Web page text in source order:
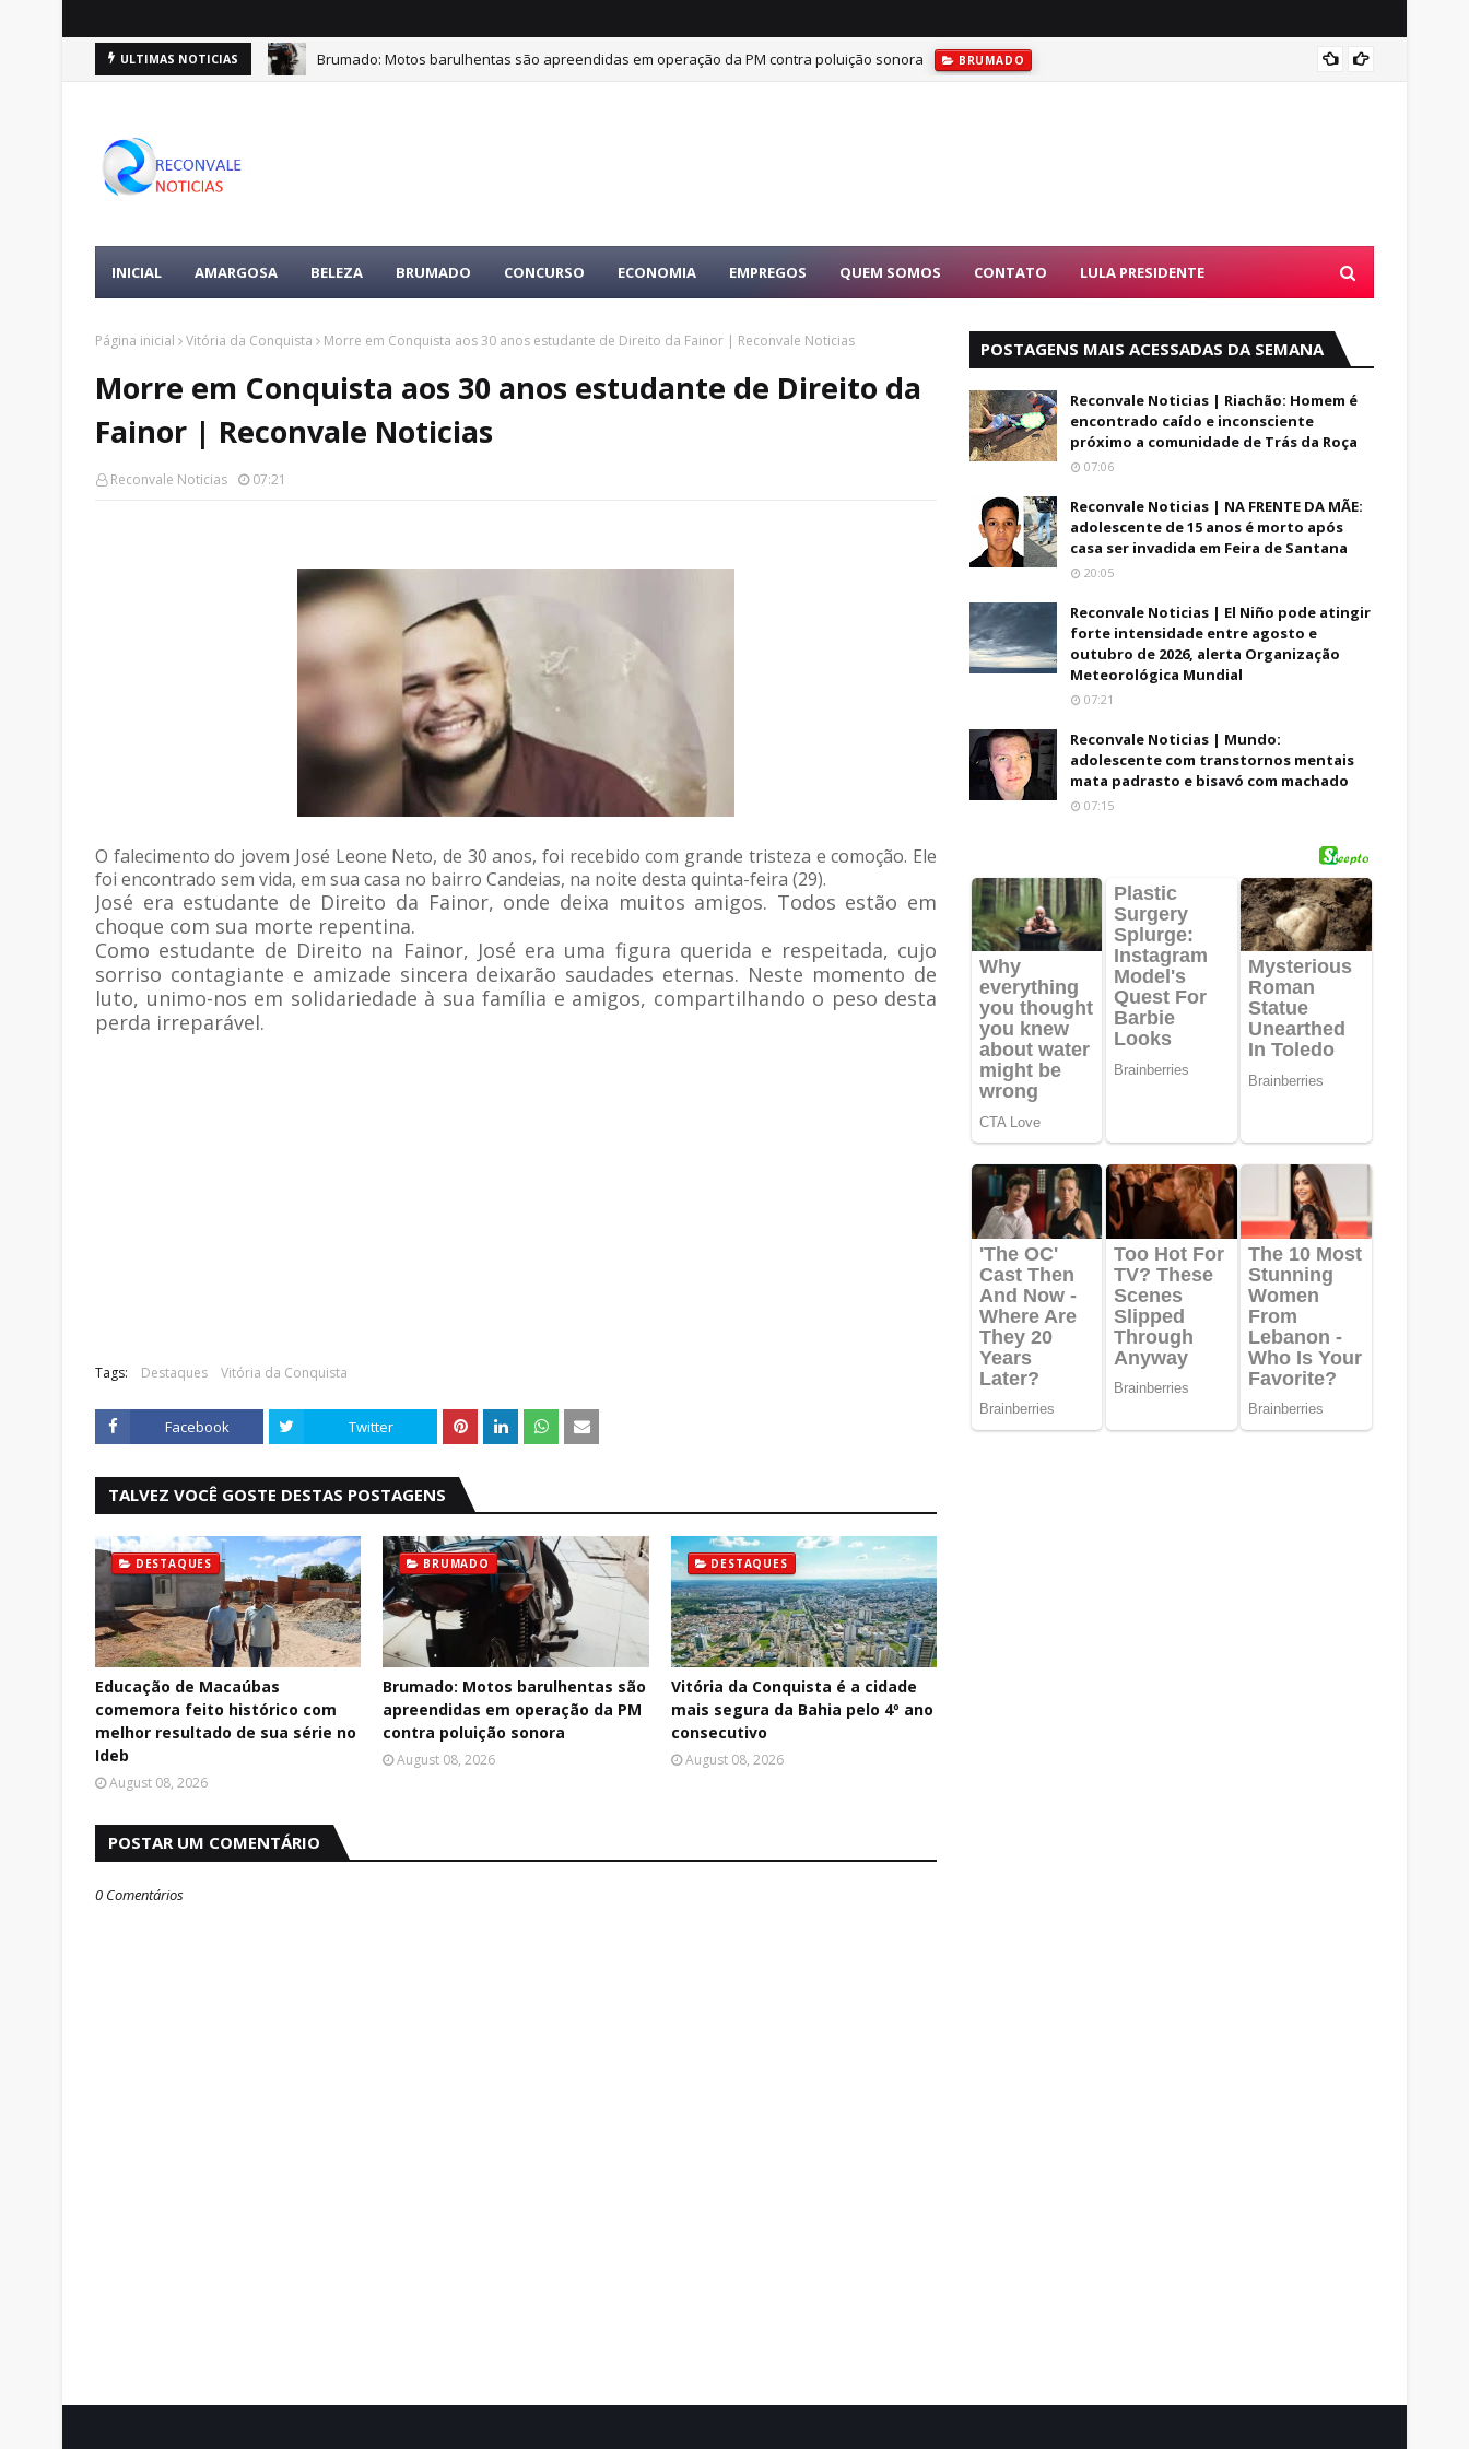
ULTIMAS NOTICIAS Brumado: Motos barulhentas são apreendidas em operação da PM contra poluição sonora BRUMADO
INICIAL AMARGOSA BELEZA BRUMADO CONCURSO ECONOMIA EMPREGOS QUEM SOMOS CONTATO LULA PRESIDENTE
Página inicial Vitória da Conquista Morre em Conquista aos 30 anos estudante de Direito da Fainor | Reconvale Noticias
Morre em Conquista aos 30 anos estudante de Direito da
Fainor | Reconvale Noticias
Reconvale Noticias 07:21
O falecimento do jovem José Leone Neto, de 30 anos, foi recebido com grande tristeza e comoção. Ele
foi encontrado sem vida, em sua casa no bairro Candeias, na noite desta quinta-feira (29).
José era estudante de Direito da Fainor, onde deixa muitos amigos. Todos estão em
choque com sua morte repentina.
Como estudante de Direito na Fainor, José era uma figura querida e respeitada, cujo
sorriso contagiante e amizade sincera deixarão saudades eternas. Neste momento de
luto, unimo-nos em solidariedade à sua família e amigos, compartilhando o peso desta
perda irreparável.
Tags: Destaques Vitória da Conquista
Facebook Twitter
TALVEZ VOCÊ GOSTE DESTAS POSTAGENS
DESTAQUES
Educação de Macaúbas
comemora feito histórico com
melhor resultado de sua série no
Ideb
August 08, 2026
BRUMADO
Brumado: Motos barulhentas são
apreendidas em operação da PM
contra poluição sonora
August 08, 2026
DESTAQUES
Vitória da Conquista é a cidade
mais segura da Bahia pelo 4º ano
consecutivo
August 08, 2026
POSTAR UM COMENTÁRIO
0 Comentários
POSTAGENS MAIS ACESSADAS DA SEMANA
Reconvale Noticias | Riachão: Homem é
encontrado caído e inconsciente
próximo a comunidade de Trás da Roça
07:06
Reconvale Noticias | NA FRENTE DA MÃE:
adolescente de 15 anos é morto após
casa ser invadida em Feira de Santana
20:05
Reconvale Noticias | El Niño pode atingir
forte intensidade entre agosto e
outubro de 2026, alerta Organização
Meteorológica Mundial
07:21
Reconvale Noticias | Mundo:
adolescente com transtornos mentais
mata padrasto e bisavó com machado
07:15